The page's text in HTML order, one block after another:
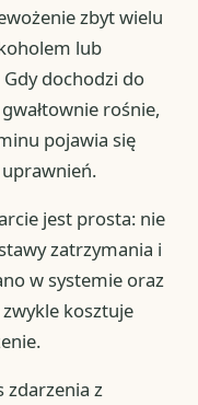
zbyt wielu
lub
dochodzi do
rośnie,
pojawia się
jest prosta: nie
zatrzymania i
w systemie oraz
kosztuje
zdarzenia z